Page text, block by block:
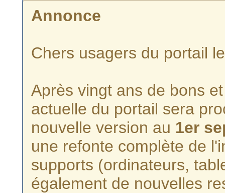
Annonce
Chers usagers du portail
Après vingt ans de bons
actuelle du portail sera
nouvelle version au 1er
une refonte complète de
supports (ordinateurs,
également de nouvelles